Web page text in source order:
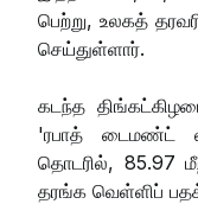
பெற்று, உலகத்
செய்துள்ளார்.
கடந்த
'ரபாத் டைமண்ட்
தொடரில், 85.97
தரங்க வெள்ளிப்